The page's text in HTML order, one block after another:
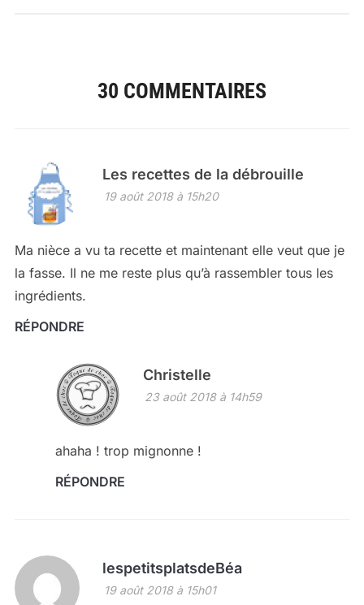
30 COMMENTAIRES
Les recettes de la débrouille
19 août 2018 à 15h20
Ma nièce a vu ta recette et maintenant elle veut que je
la fasse. Il ne me reste plus qu’à rassembler tous les
ingrédients.
RÉPONDRE
Christelle
23 août 2018 à 14h59
ahaha ! trop mignonne !
RÉPONDRE
lespetitsplatsdeBéa
19 août 2018 à 15h01